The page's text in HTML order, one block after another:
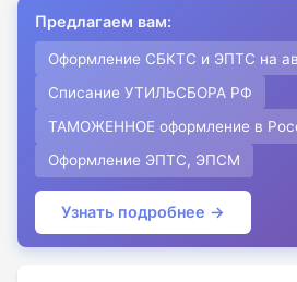
Предлагаем вам:
Оформление СБКТС и ЭПТС на
Списание УТИЛЬСБОРА РФ
ТАМОЖЕННОЕ оформление в
Оформление ЭПТС, ЭПСМ
Узнать подробнее →